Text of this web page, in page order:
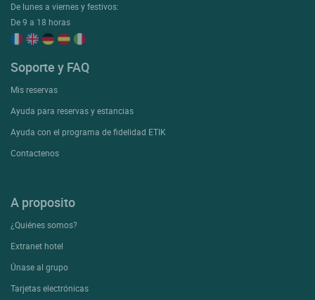
De lunes a viernes y festivos:
De 9 a 18 horas
Soporte y FAQ
Mis reservas
Ayuda para reservas y estancias
Ayuda con el programa de fidelidad ETIK
Contactenos
A proposito
¿Quiénes somos?
Extranet hotel
Únase al grupo
Tarjetas electrónicas